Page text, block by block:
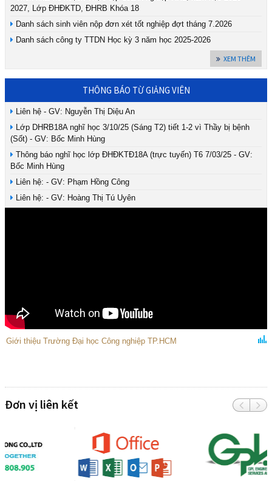
2027, Lớp ĐHĐKTD, ĐHRB Khóa 18
Danh sách sinh viên nộp đơn xét tốt nghiệp đợt tháng 7.2026
Danh sách công ty TTDN Học kỳ 3 năm học 2025-2026
XEM THÊM
THÔNG BÁO TỪ GIẢNG VIÊN
Liên hệ - GV: Nguyễn Thị Diệu An
Lớp DHRB18A nghĩ học 3/10/25 (Sáng T2) tiết 1-2 vì Thầy bị bệnh
(Sốt) - GV: Bốc Minh Hùng
Thông báo nghĩ học lớp ĐHĐKTĐ18A (trực tuyến) T6 7/03/25 - GV:
Bốc Minh Hùng
Liên hệ: - GV: Phạm Hồng Công
Liên hệ: - GV: Hoàng Thị Tú Uyên
Giới thiệu Trường Đại học Công nghiệp TP.HCM
Đơn vị liên kết